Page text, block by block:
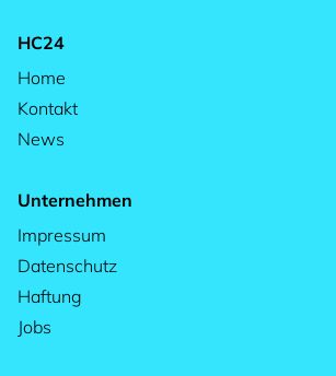
HC24
Home
Kontakt
News
Unternehmen
Impressum
Datenschutz
Haftung
Jobs